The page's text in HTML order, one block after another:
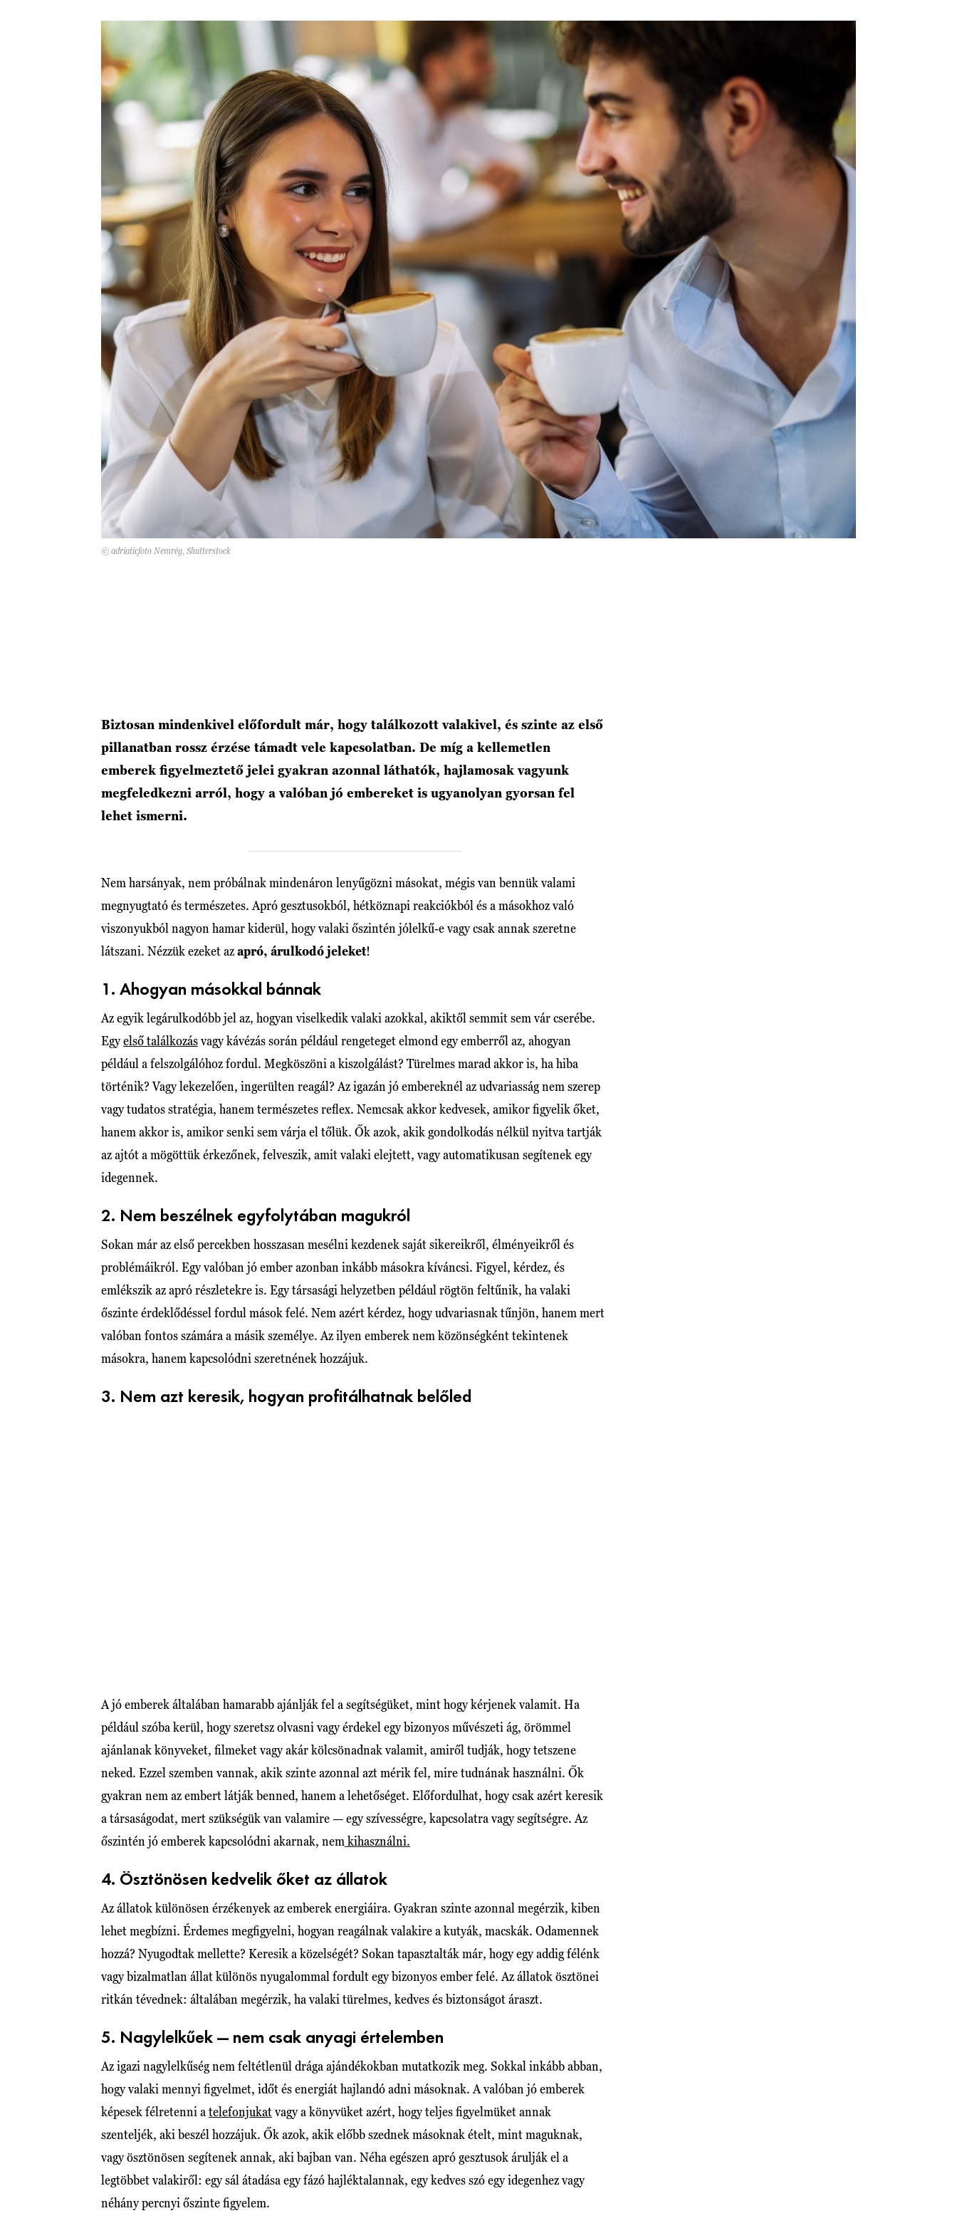
© adriaticfoto Nemrég, Shutterstock
Biztosan mindenkivel előfordult már, hogy találkozott valakivel, és szinte az első
pillanatban rossz érzése támadt vele kapcsolatban. De míg a kellemetlen
emberek figyelmeztető jelei gyakran azonnal láthatók, hajlamosak vagyunk
megfeledkezni arról, hogy a valóban jó embereket is ugyanolyan gyorsan fel
lehet ismerni.
Nem harsányak, nem próbálnak mindenáron lenyűgözni másokat, mégis van bennük valami
megnyugtató és természetes. Apró gesztusokból, hétköznapi reakciókból és a másokhoz való
viszonyukból nagyon hamar kiderül, hogy valaki őszintén jólelkű-e vagy csak annak szeretne
látszani. Nézzük ezeket azapró, árulkodó jeleket!
1. Ahogyan másokkal bánnak
Az egyik legárulkodóbb jel az, hogyan viselkedik valaki azokkal, akiktől semmit sem vár cserébe.
Egyelső találkozásvagy kávézás során például rengeteget elmond egy emberről az, ahogyan
például a felszolgálóhoz fordul. Megköszöni a kiszolgálást? Türelmes marad akkor is, ha hiba
történik? Vagy lekezelően, ingerülten reagál? Az igazán jó embereknél az udvariasság nem szerep
vagy tudatos stratégia, hanem természetes reflex. Nemcsak akkor kedvesek, amikor figyelik őket,
hanem akkor is, amikor senki sem várja el tőlük. Ők azok, akik gondolkodás nélkül nyitva tartják
az ajtót a mögöttük érkezőnek, felveszik, amit valaki elejtett, vagy automatikusan segítenek egy
idegennek.
2. Nem beszélnek egyfolytában magukról
Sokan már az első percekben hosszasan mesélni kezdenek saját sikereikről, élményeikről és
problémáikról. Egy valóban jó ember azonban inkább másokra kíváncsi. Figyel, kérdez, és
emlékszik az apró részletekre is. Egy társasági helyzetben például rögtön feltűnik, ha valaki
őszinte érdeklődéssel fordul mások felé. Nem azért kérdez, hogy udvariasnak tűnjön, hanem mert
valóban fontos számára a másik személye. Az ilyen emberek nem közönségként tekintenek
másokra, hanem kapcsolódni szeretnének hozzájuk.
3. Nem azt keresik, hogyan profitálhatnak belőled
A jó emberek általában hamarabb ajánlják fel a segítségüket, mint hogy kérjenek valamit. Ha
például szóba kerül, hogy szeretsz olvasni vagy érdekel egy bizonyos művészeti ág, örömmel
ajánlanak könyveket, filmeket vagy akár kölcsönadnak valamit, amiről tudják, hogy tetszene
neked. Ezzel szemben vannak, akik szinte azonnal azt mérik fel, mire tudnának használni. Ők
gyakran nem az embert látják benned, hanem a lehetőséget. Előfordulhat, hogy csak azért keresik
a társaságodat, mert szükségük van valamire — egy szívességre, kapcsolatra vagy segítségre. Az
őszintén jó emberek kapcsolódni akarnak, nem kihasználni.
4. Ösztönösen kedvelik őket az állatok
Az állatok különösen érzékenyek az emberek energiáira. Gyakran szinte azonnal megérzik, kiben
lehet megbízni. Érdemes megfigyelni, hogyan reagálnak valakire a kutyák, macskák. Odamennek
hozzá? Nyugodtak mellette? Keresik a közelségét? Sokan tapasztalták már, hogy egy addig félénk
vagy bizalmatlan állat különös nyugalommal fordult egy bizonyos ember felé. Az állatok ösztönei
ritkán tévednek: általában megérzik, ha valaki türelmes, kedves és biztonságot áraszt.
5. Nagylelkűek — nem csak anyagi értelemben
Az igazi nagylelkűség nem feltétlenül drága ajándékokban mutatkozik meg. Sokkal inkább abban,
hogy valaki mennyi figyelmet, időt és energiát hajlandó adni másoknak. A valóban jó emberek
képesek félretenni a telefonjukatvagy a könyvüket azért, hogy teljes figyelmüket annak
szenteljék, aki beszél hozzájuk. Ők azok, akik előbb szednek másoknak ételt, mint maguknak,
vagy ösztönösen segítenek annak, aki bajban van. Néha egészen apró gesztusok árulják el a
legtöbbet valakiről: egy sál átadása egy fázó hajléktalannak, egy kedves szó egy idegenhez vagy
néhány percnyi őszinte figyelem.